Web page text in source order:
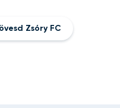
Zsóry FC